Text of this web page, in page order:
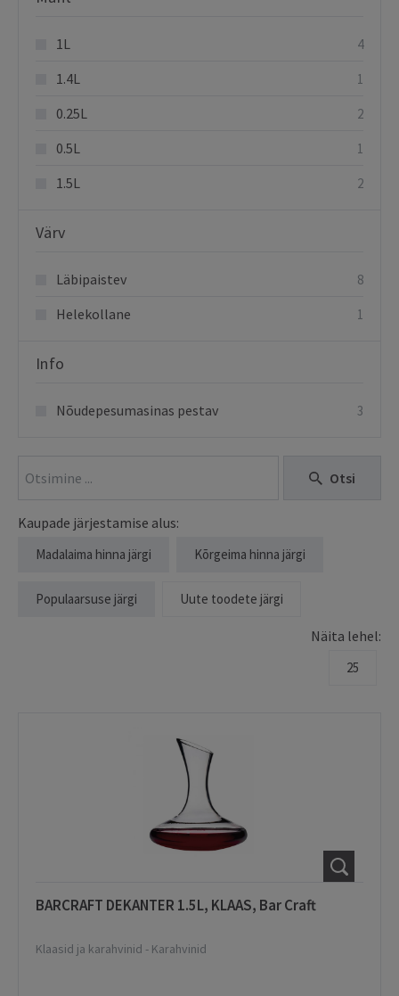
1L 4
1.4L 1
0.25L 2
0.5L 1
1.5L 2
Värv
Läbipaistev 8
Helekollane 1
Info
Nõudepesumasinas pestav 3
Otsi
Kaupade järjestamise alus:
Madalaima hinna järgi Kõrgeima hinna järgi
Populaarsuse järgi Uute toodete järgi
Näita lehel:
25
BARCRAFT DEKANTER 1.5L, KLAAS, Bar Craft
Klaasid ja karahvinid - Karahvinid